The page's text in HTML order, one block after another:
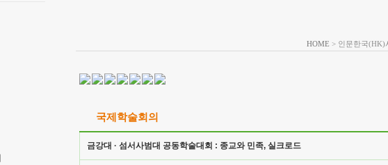
HOME > 인문한국(HK)
국제학술회의
금강대 · 섬서사범대 공동학술대회 : 종교와 민족, 실크로드